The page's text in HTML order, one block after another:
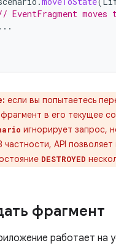
EventFragment moves to
...
если вы попытаетесь
в его текущее
игнорирует запрос,
частности, API
DESTROYED
фрагмент
работает на